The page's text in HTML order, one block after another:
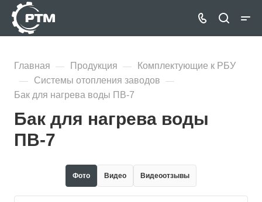
Главная — Продукция —
Комплектующие к РБУ
—
Системы отопления заводов —
Бак для нагрева воды ПВ-7
Бак для нагрева воды
ПВ-7
Фото Видео Видеоотзывы